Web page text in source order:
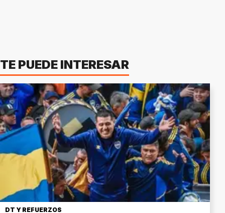
TE PUEDE INTERESAR
DT Y REFUERZOS